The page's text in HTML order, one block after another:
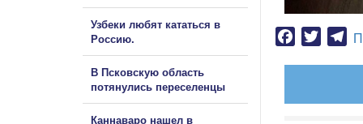
Facebook
Twitter
Узбеки любят кататься в
Россию.
В Псковскую область
потянулись переселенцы
Каннаваро нашел в